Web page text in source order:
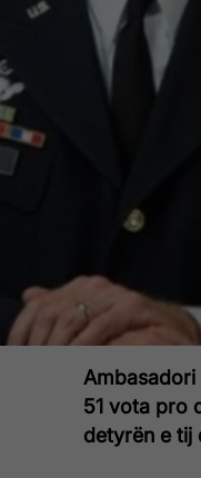
Ambasadori
51 vota pro
detyrën e tij